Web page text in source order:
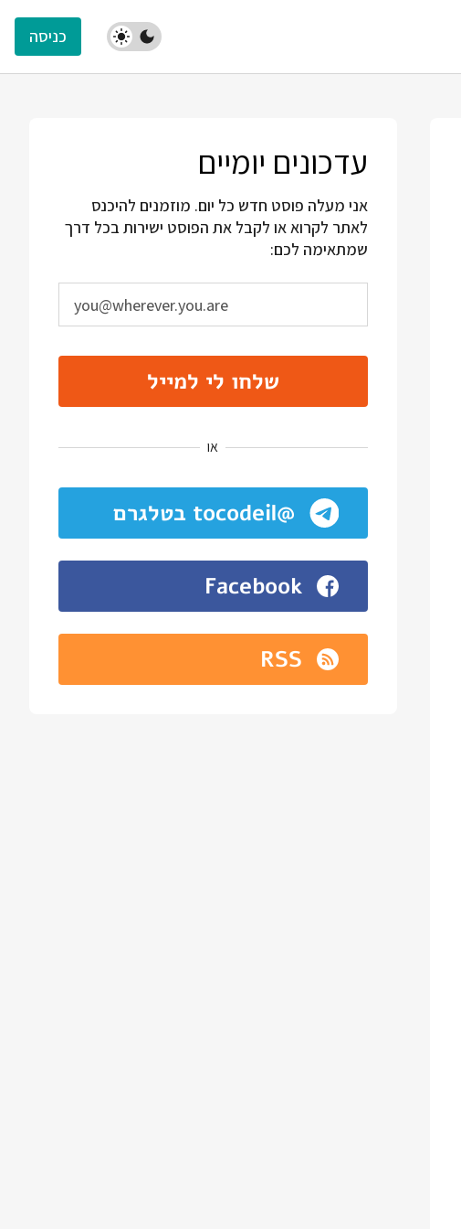
כניסה
עדכונים יומיים
אני מעלה פוסט חדש כל יום. מוזמנים להיכנס
לאתר לקרוא או לקבל את הפוסט ישירות בכל דרך
שמתאימה לכם:
שלחו לי למייל
או
@tocodeil בטלגרם
Facebook
RSS